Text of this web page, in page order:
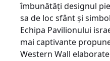
îmbunătăți designul
sa de loc sfânt și
Echipa Pavilionului
mai captivante
Western Wall